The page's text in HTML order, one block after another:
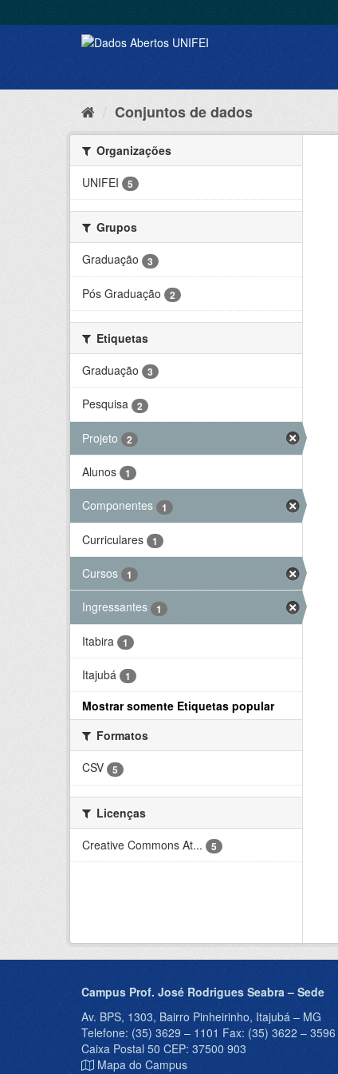
Conjuntos de dados
Organizações
UNIFEI
5
Grupos
Graduação
3
Pós Graduação 2
Etiquetas
Graduação
3
Pesquisa 2
Projeto 2
Alunos 1
Componentes 1
Curriculares 1
Cursos 1
Ingressantes 1
Itabira 1
Itajubá 1
Mostrar somente Etiquetas popular
Formatos
CSV
5
Licenças
Creative Commons At...
5
Campus Prof. José Rodrigues Seabra – Sede
Av. BPS, 1303, Bairro Pinheirinho, Itajubá – MG
Telefone: (35) 3629 – 1101 Fax: (35) 3622 – 3596
Caixa Postal 50 CEP: 37500 903
Mapa do Campus